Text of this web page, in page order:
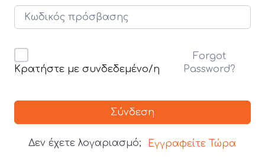
Κρατήστε με συνδεδεμένο/η
Forgot
Password?
Σύνδεση
Δεν έχετε λογαριασμό; Εγγραφείτε Τώρα